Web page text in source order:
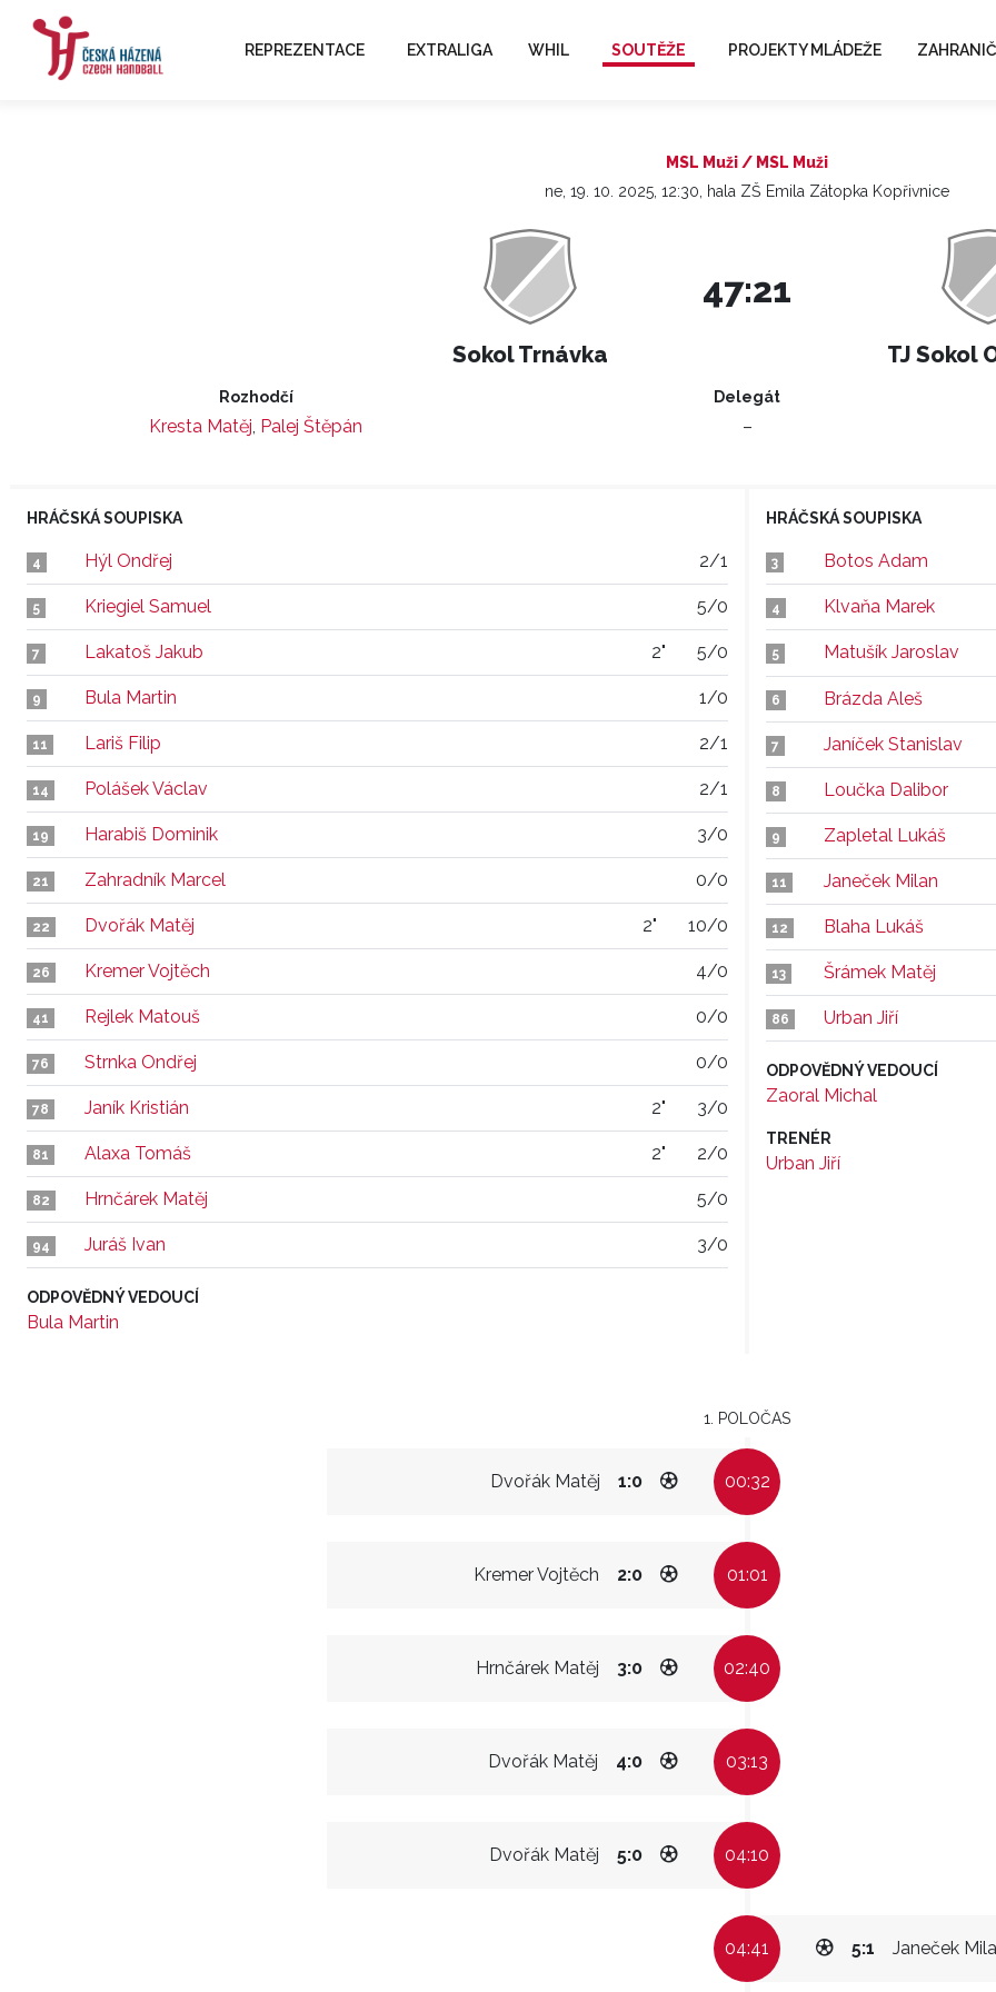
REPREZENTACE EXTRALIGA WHIL SOUTĚŽE PROJEKTY MLÁDEŽE
MSL Muži / MSL Muži
ne, 19. 10. 2025, 12:30, hala ZŠ Emila Zátopka Kopřivnice
Sokol Trnávka
47:21
TJ Sokol
Rozhodčí
Kresta Matěj, Palej Štěpán
Delegát
–
HRÁČSKÁ SOUPISKA
4 Hýl Ondřej 2/1
5 Kriegiel Samuel 5/0
7 Lakatoš Jakub 2" 5/0
9 Bula Martin 1/0
11 Lariš Filip 2/1
14 Polášek Václav 2/1
19 Harabiš Dominik 3/0
21 Zahradník Marcel 0/0
22 Dvořák Matěj 2" 10/0
26 Kremer Vojtěch 4/0
41 Rejlek Matouš 0/0
76 Strnka Ondřej 0/0
78 Janík Kristián 2" 3/0
81 Alaxa Tomáš 2" 2/0
82 Hrnčárek Matěj 5/0
94 Juráš Ivan 3/0
ODPOVĚDNÝ VEDOUCÍ
Bula Martin
HRÁČSKÁ SOUPISKA
3 Botos Adam
4 Klvaňa Marek
5 Matušík Jaroslav
6 Brázda Aleš
7 Janíček Stanislav
8 Loučka Dalibor
9 Zapletal Lukáš
11 Janeček Milan
12 Blaha Lukáš
13 Šrámek Matěj
86 Urban Jiří
ODPOVĚDNÝ VEDOUCÍ
Zaoral Michal
TRENÉR
Urban Jiří
1. POLOČAS
Dvořák Matěj 1:0 00:32
Kremer Vojtěch 2:0 01:01
Hrnčárek Matěj 3:0 02:40
Dvořák Matěj 4:0 03:13
Dvořák Matěj 5:0 04:10
04:41 Janeček
5:1